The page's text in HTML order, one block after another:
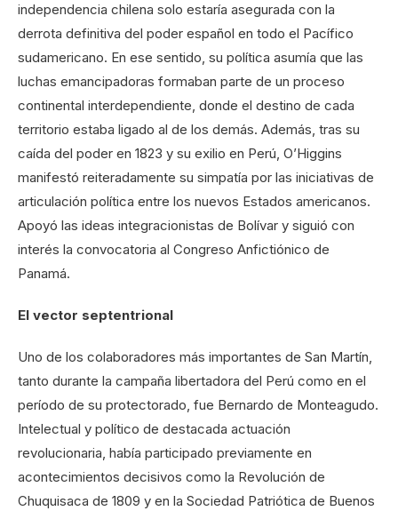
independencia chilena solo estaría asegurada con la
derrota definitiva del poder español en todo el Pacífico
sudamericano. En ese sentido, su política asumía que las
luchas emancipadoras formaban parte de un proceso
continental interdependiente, donde el destino de cada
territorio estaba ligado al de los demás. Además, tras su
caída del poder en 1823 y su exilio en Perú, O’Higgins
manifestó reiteradamente su simpatía por las iniciativas de
articulación política entre los nuevos Estados americanos.
Apoyó las ideas integracionistas de Bolívar y siguió con
interés la convocatoria al Congreso Anfictiónico de
Panamá.
El vector septentrional
Uno de los colaboradores más importantes de San Martín,
tanto durante la campaña libertadora del Perú como en el
período de su protectorado, fue Bernardo de Monteagudo.
Intelectual y político de destacada actuación
revolucionaria, había participado previamente en
acontecimientos decisivos como la Revolución de
Chuquisaca de 1809 y en la Sociedad Patriótica de Buenos